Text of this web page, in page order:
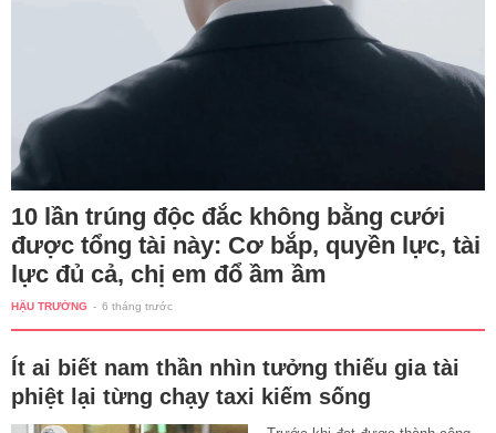
10 lần trúng độc đắc không bằng cưới
được tổng tài này: Cơ bắp, quyền lực, tài
lực đủ cả, chị em đổ ầm ầm
HẬU TRƯỜNG - 6 tháng trước
Ít ai biết nam thần nhìn tưởng thiếu gia tài
phiệt lại từng chạy taxi kiếm sống